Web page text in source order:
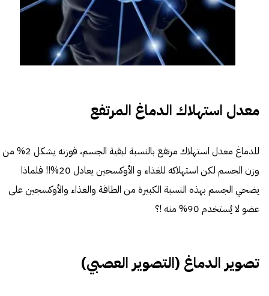
معدل استهلاك الدماغ المرتفع
للدماغ معدل استهلاك مرتفع بالنسبة لبقية الجسم، فوزنه يشكل 2% من
وزن الجسم لكن استهلاكه للغذاء و الأوكسجين يعادل 20%!! فلماذا
يضحي الجسم بهذه النسبة الكبيرة من الطاقة والغذاء والأوكسجين على
عضو لا يُستخدم 90% منه !؟
تصوير الدماغ (التصوير العصبي)